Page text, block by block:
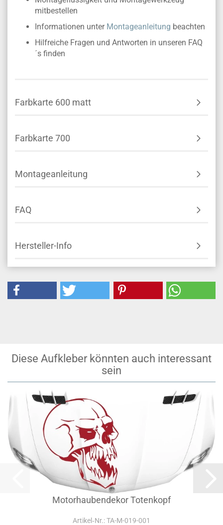
mitbestellen
Informationen unter Montageanleitung beachten
Hilfreiche Fragen und Antworten in unseren FAQ
´s finden
Farbkarte 600 matt
Farbkarte 700
Montageanleitung
FAQ
Hersteller-Info
Diese Aufkleber könnten auch interessant
sein
Motorhaubendekor Totenkopf
Artikel‑Nr.: TA-M-019-001